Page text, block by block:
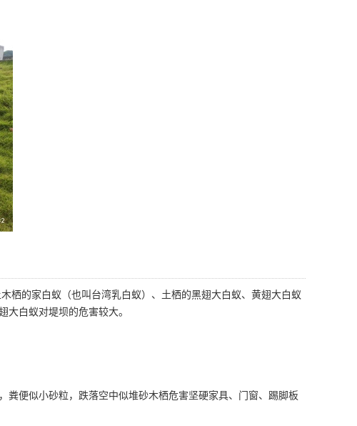
栖的家白蚁（也叫台湾乳白蚁）、土栖的黑翅大白蚁、黄翅大白蚁
白蚁对堤坝的危害较大。
粪便似小砂粒，跌落空中似堆砂木栖危害坚硬家具、门窗、踢脚板